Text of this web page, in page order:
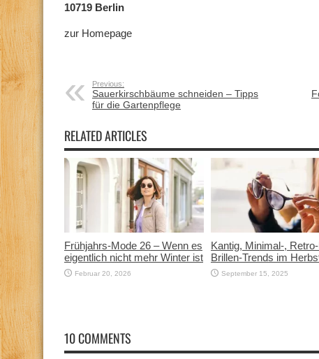
10719 Berlin
zur Homepage
Previous:
Sauerkirschbäume schneiden – Tipps
für die Gartenpflege
RELATED ARTICLES
Frühjahrs-Mode 26 – Wenn es
eigentlich nicht mehr Winter ist
Februar 20, 2026
Kantig, Minimal-,
Brillen-Trends im
September 15, 2025
10 COMMENTS